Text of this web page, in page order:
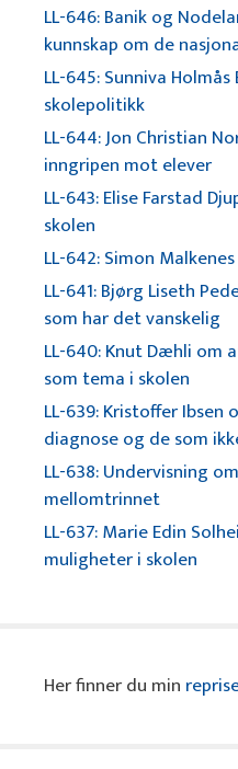
LL-646: Banik og
kunnskap om de
LL-645: Sunniva
skolepolitikk
LL-644: Jon Christian
inngripen mot elever
LL-643: Elise Farstad
skolen
LL-642: Simon
LL-641: Bjørg Liseth
som har det vanskelig
LL-640: Knut Dæhli om
som tema i skolen
LL-639: Kristoffer Ibsen
diagnose og de som
LL-638: Undervisning
mellomtrinnet
LL-637: Marie Edin
muligheter i skolen
Her finner du min